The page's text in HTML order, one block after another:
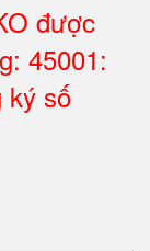
được
45001:
ký số